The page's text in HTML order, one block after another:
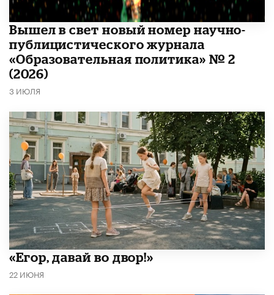
Вышел в свет новый номер научно-
публицистического журнала
«Образовательная политика» № 2
(2026)
3 ИЮЛЯ
«Егор, давай во двор!»
22 ИЮНЯ